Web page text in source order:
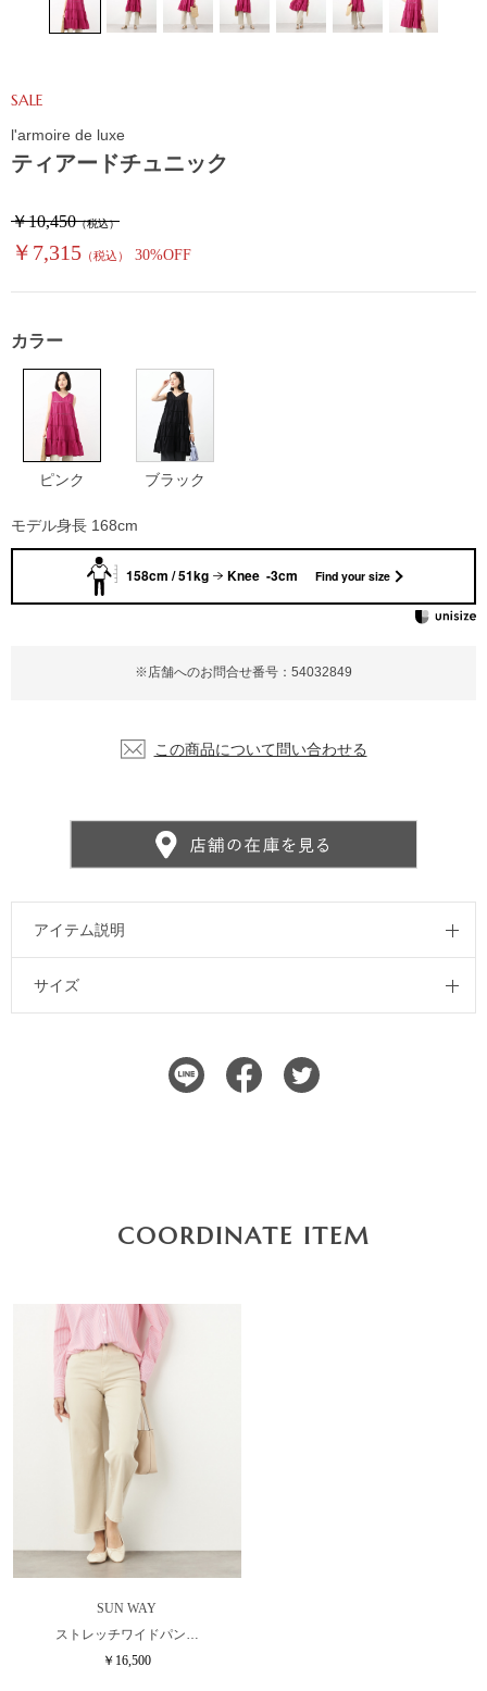
ティアードチュニック
SALE
￥10,450（税込）
￥7,315 （税込） 30%OFF
※店舗へのお問合せ番号：54032849
l'armoire de luxe
カラー
ピンク ブラック
この商品について問い合わせる
モデル身長 168cm
アイテム説明
サイズ
158cm / 51kg Knee -3cm Find your size
COORDINATE ITEM
SUN WAY
ストレッチワイドパン…
￥16,500